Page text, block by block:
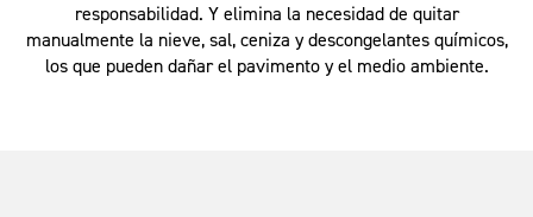
responsabilidad. Y elimina la necesidad de quitar
manualmente la nieve, sal, ceniza y descongelantes químicos,
los que pueden dañar el pavimento y el medio ambiente.